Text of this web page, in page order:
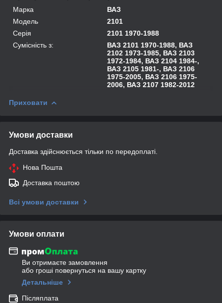
Марка
ВАЗ
Модель
2101
Серія
2101 1970-1988
Сумісність з:
ВАЗ 2101 1970-1988, ВАЗ
2102 1973-1985, ВАЗ 2103
1972-1984, ВАЗ 2104 1984-,
ВАЗ 2105 1981-, ВАЗ 2106
1975-2005, ВАЗ 2106 1975-
2006, ВАЗ 2107 1982-2012
Приховати
Умови доставки
Доставка здійснюється тільки по передоплаті.
Нова Пошта
Доставка поштою
Всі умови доставки
Умови оплати
Ви отримаєте замовлення
або гроші повернуться на вашу картку
Детальніше
Післяплата